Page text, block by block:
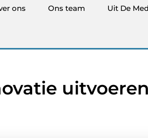
ons Ons team Uit De